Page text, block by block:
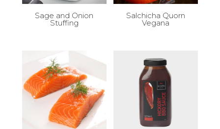
Sage and Onion
Stuffing
Salchicha Quorn
Vegana